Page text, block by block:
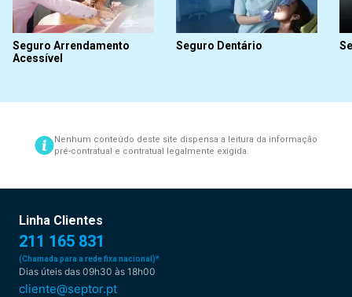
Seguro Arrendamento
Acessível
Seguro Dentário
Nenhum conteúdo deste site dispensa a leitura da informação
pré-contratual e contratual legalmente exigida.
Linha Clientes
211 165 831
(Chamada para a rede fixa nacional)*
Dias úteis das 09h30 às 18h00
cliente@septor.pt